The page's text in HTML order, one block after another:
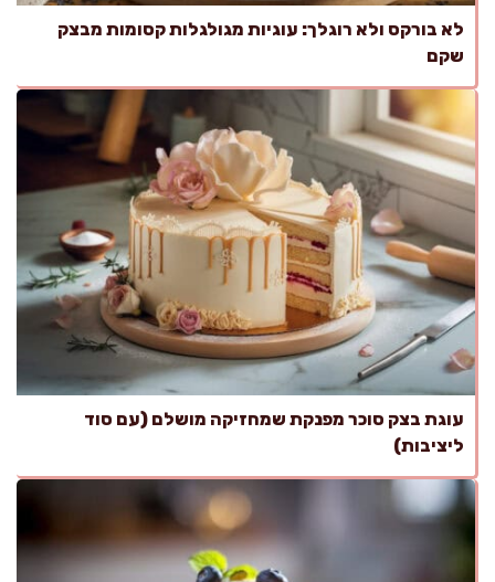
לא בורקס ולא רוגלך: עוגיות מגולגלות קסומות מבצק
שקם
עוגת בצק סוכר מפנקת שמחזיקה מושלם (עם סוד
ליציבות)